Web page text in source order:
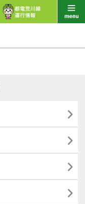



